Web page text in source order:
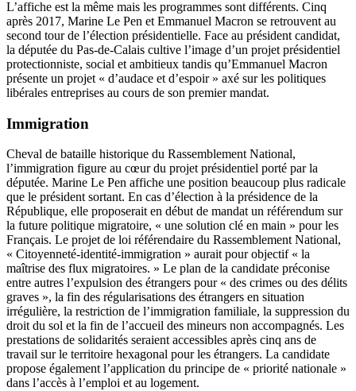
L’affiche est la même mais les programmes sont différents. Cinq
après 2017, Marine Le Pen et Emmanuel Macron se retrouvent au
second tour de l’élection présidentielle. Face au président candidat,
la députée du Pas-de-Calais cultive l’image d’un projet présidentiel
protectionniste, social et ambitieux tandis qu’Emmanuel Macron
présente un projet « d’audace et d’espoir » axé sur les politiques
libérales entreprises au cours de son premier mandat.
Immigration
Cheval de bataille historique du Rassemblement National,
l’immigration figure au cœur du projet présidentiel porté par la
députée. Marine Le Pen affiche une position beaucoup plus radicale
que le président sortant. En cas d’élection à la présidence de la
République, elle proposerait en début de mandat un référendum sur
la future politique migratoire, « une solution clé en main » pour les
Français. Le projet de loi référendaire du Rassemblement National,
« Citoyenneté-identité-immigration » aurait pour objectif « la
maîtrise des flux migratoires. » Le plan de la candidate préconise
entre autres l’expulsion des étrangers pour « des crimes ou des délits
graves », la fin des régularisations des étrangers en situation
irrégulière, la restriction de l’immigration familiale, la suppression du
droit du sol et la fin de l’accueil des mineurs non accompagnés. Les
prestations de solidarités seraient accessibles après cinq ans de
travail sur le territoire hexagonal pour les étrangers. La candidate
propose également l’application du principe de « priorité nationale »
dans l’accès à l’emploi et au logement.